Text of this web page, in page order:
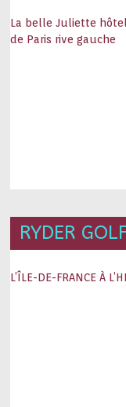
La belle Juliette
de Paris rive gauche
RYDER
L’ÎLE-DE-FRANCE À